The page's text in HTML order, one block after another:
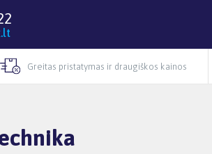
Greitas pristatymas ir draugiškos kainos